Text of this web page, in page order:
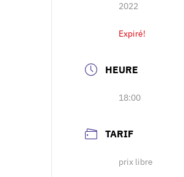
2022
Expiré!
HEURE
18:00
TARIF
prix libre